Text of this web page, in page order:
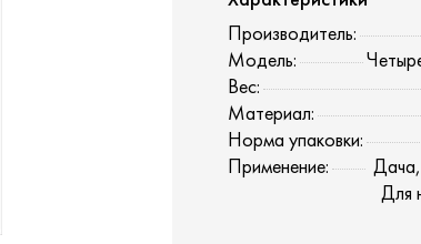
Производитель:
Модель:
Вес:
Материал:
Норма упаковки:
Применение:
Для